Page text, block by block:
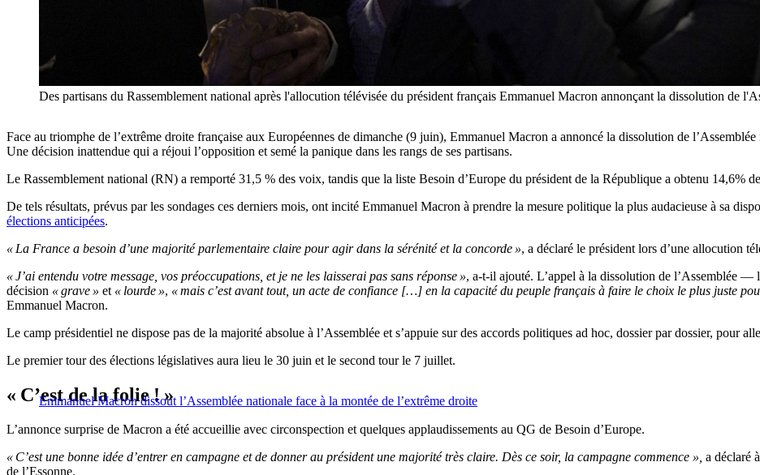
Des partisans du Rassemblement national après l'allocution télévisée du président français Emmanuel Macron annonçant la dissolution de
Face au triomphe de l’extrême droite française aux Européennes de dimanche (9 juin), Emmanuel Macron a annoncé la dissolution de
Une décision inattendue qui a réjoui l’opposition et semé la panique dans les rangs de ses partisans.
Le Rassemblement national (RN) a remporté 31,5 % des voix, tandis que la liste Besoin d’Europe du président de la République a obtenu 14,6%
De tels résultats, prévus par les sondages ces derniers mois, ont incité Emmanuel Macron à prendre la mesure politique la plus audacieuse à sa
élections anticipées.
« La France a besoin d’une majorité parlementaire claire pour agir dans la sérénité et la concorde », a déclaré le président lors d’une allocution
« J’ai entendu votre message, vos préoccupations, et je ne les laisserai pas sans réponse », a-t-il ajouté. L’appel à la dissolution de l’Assemblée
décision « grave » et « lourde », « mais c’est avant tout, un acte de confiance […] en la capacité du peuple français à faire le choix le plus juste
Emmanuel Macron.
Le camp présidentiel ne dispose pas de la majorité absolue à l’Assemblée et s’appuie sur des accords politiques ad hoc, dossier par dossier, pour
Le premier tour des élections législatives aura lieu le 30 juin et le second tour le 7 juillet.
Emmanuel Macron dissout l’Assemblée nationale face à la montée de l’extrême droite
« C’est de la folie ! »
L’annonce surprise de Macron a été accueillie avec circonspection et quelques applaudissements au QG de Besoin d’Europe.
« C’est une bonne idée d’entrer en campagne et de donner au président une majorité très claire. Dès ce soir, la campagne commence », a déclaré
de l’Essonne.